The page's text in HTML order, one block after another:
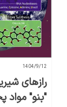
1404/9/12
رازهای
"بنو"